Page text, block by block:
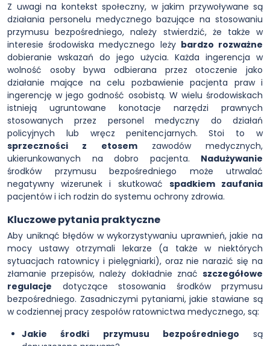
Z uwagi na kontekst społeczny, w jakim przywoływane są
działania personelu medycznego bazujące na stosowaniu
przymusu bezpośredniego, należy stwierdzić, że także w
interesie środowiska medycznego leży bardzo rozważne
dobieranie wskazań do jego użycia. Każda ingerencja w
wolność osoby bywa odbierana przez otoczenie jako
działanie mające na celu pozbawienie pacjenta praw i
ingerencję w jego godność osobistą. W wielu środowiskach
istnieją ugruntowane konotacje narzędzi prawnych
stosowanych przez personel medyczny do działań
policyjnych lub wręcz penitencjarnych. Stoi to w
sprzeczności z etosemzawodów medycznych,
ukierunkowanych na dobro pacjenta. Nadużywanie
środków przymusu bezpośredniego może utrwalać
negatywny wizerunek i skutkować spadkiem zaufania
pacjentów i ich rodzin do systemu ochrony zdrowia.
Kluczowe pytania praktyczne
Aby uniknąć błędów w wykorzystywaniu uprawnień, jakie na
mocy ustawy otrzymali lekarze (a także w niektórych
sytuacjach ratownicy i pielęgniarki), oraz nie narazić się na
złamanie przepisów, należy dokładnie znać szczegółowe
regulacje dotyczące stosowania środków przymusu
bezpośredniego. Zasadniczymi pytaniami, jakie stawiane są
w codziennej pracy zespołów ratownictwa medycznego, są:
Jakie środki przymusu bezpośredniego są